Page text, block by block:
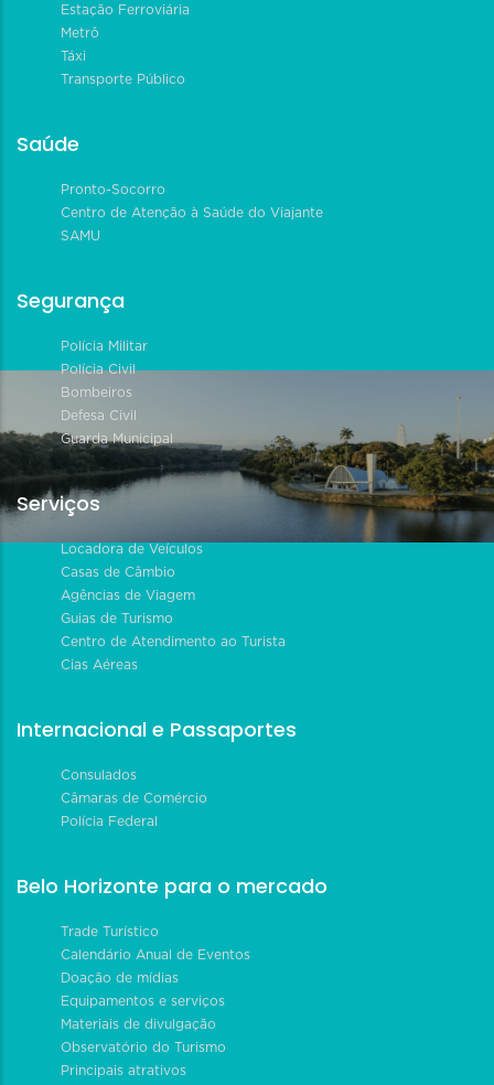
Estação Ferroviária
Metrô
Táxi
Transporte Público
Saúde
Pronto-Socorro
Centro de Atenção à Saúde do Viajante
SAMU
Segurança
Polícia Militar
Polícia Civil
Bombeiros
Defesa Civil
Guarda Municipal
Serviços
Locadora de Veículos
Casas de Câmbio
Agências de Viagem
Guias de Turismo
Centro de Atendimento ao Turista
Cias Aéreas
Internacional e Passaportes
Consulados
Câmaras de Comércio
Polícia Federal
Belo Horizonte para o mercado
Trade Turístico
Calendário Anual de Eventos
Doação de mídias
Equipamentos e serviços
Materiais de divulgação
Observatório do Turismo
Principais atrativos